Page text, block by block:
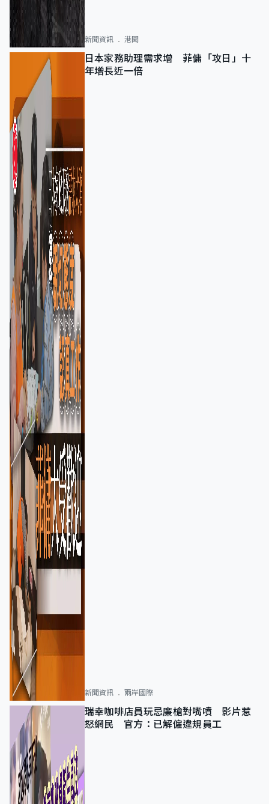
新聞資訊 港聞
日本家務助理需求增 菲傭「攻日」十
年增長近一倍
新聞資訊 兩岸國際
瑞幸咖啡店員玩忌廉槍對嘴噴 影片惹
怒網民 官方：已解僱違規員工